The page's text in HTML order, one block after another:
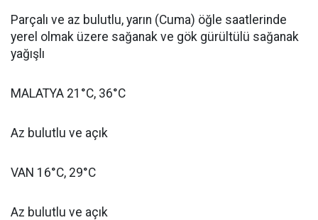
Parçalı ve az bulutlu, yarın (Cuma) öğle saatlerinde
yerel olmak üzere sağanak ve gök gürültülü sağanak
yağışlı
MALATYA 21°C, 36°C
Az bulutlu ve açık
VAN 16°C, 29°C
Az bulutlu ve açık